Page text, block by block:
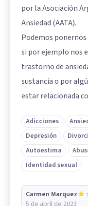
por la Asociación
Ansiedad (AATA).
Podemos
si por ejemplo nos
trastorno de
sustancia o por
estar relacionada
Adicciones
Depresión
Autoestima
Identidad sexual
Carmen Marquez
5 de abril de 2023